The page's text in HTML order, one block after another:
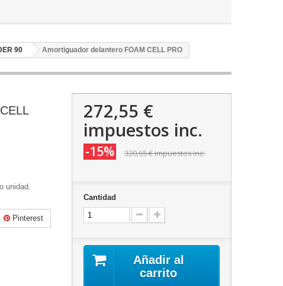
90 Amortiguador delantero FOAM CELL PRO
unidad.
Pinterest
272,55 €
impuestos inc.
-15% 320,65 €impuestos inc.
Cantidad
Añadir al
carrito